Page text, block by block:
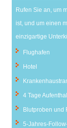
Rufen Sie an, um
ist, und um einen
einzigartige
Flughafen
Hotel
4 Tage
Blutproben und
5-Jahres-